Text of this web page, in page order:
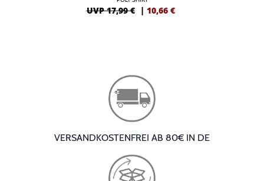
UVP 17,99 € | 10,66 €
VERSANDKOSTENFREI AB 80€ IN DE